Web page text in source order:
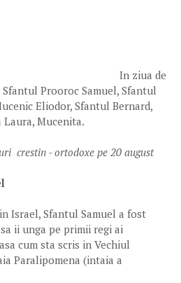
In ziua de
Prooroc Samuel, Sfantul
Eliodor, Sfantul Bernard,
Mucenita.
crestin - ortodoxe pe 20 august
Israel, Sfantul Samuel a fost
ii unga pe primii regi ai
cum sta scris in Vechiul
Paralipomena (intaia a